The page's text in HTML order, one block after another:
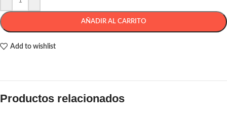
AÑADIR AL CARRITO
Add to wishlist
Productos relacionados